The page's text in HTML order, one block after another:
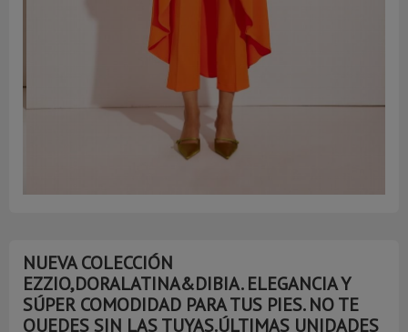
NUEVA COLECCIÓN
EZZIO,DORALATINA&DIBIA. ELEGANCIA Y
SÚPER COMODIDAD PARA TUS PIES. NO TE
QUEDES SIN LAS TUYAS.ÚLTIMAS UNIDADES